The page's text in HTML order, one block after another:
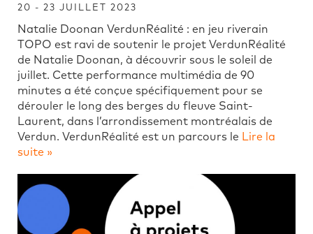
20 - 23 JUILLET 2023
Natalie Doonan VerdunRéalité : en jeu riverain
TOPO est ravi de soutenir le projet VerdunRéalité
de Natalie Doonan, à découvrir sous le soleil de
juillet. Cette performance multimédia de 90
minutes a été conçue spécifiquement pour se
dérouler le long des berges du fleuve Saint-
Laurent, dans l’arrondissement montréalais de
Verdun. VerdunRéalité est un parcours le Lire la
suite »